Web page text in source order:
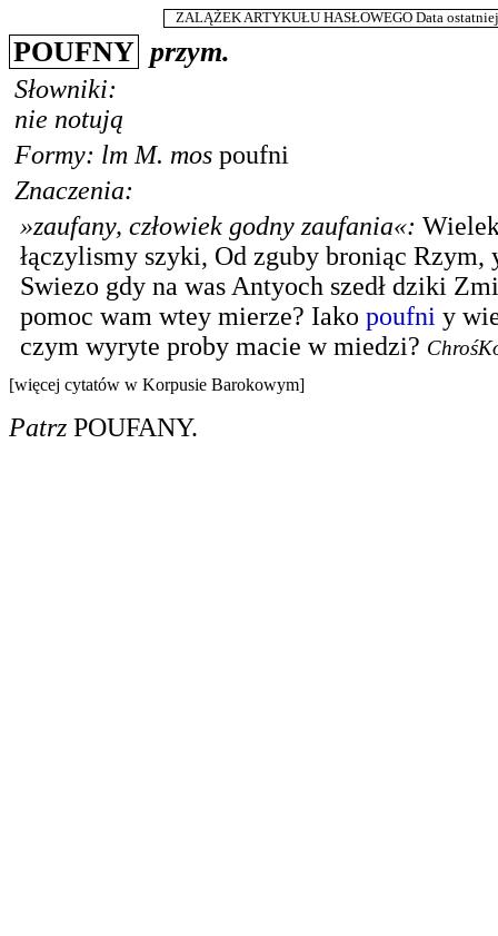
ZALĄŻEK ARTYKUŁU HASŁOWEGO Data
POUFNY przym.
Słowniki:
nie notują
Formy: lm M. mos poufni
Znaczenia:
»zaufany, człowiek godny zaufania«:
łączylismy szyki, Od zguby broniąc Rzym,
Swiezo gdy na was Antyoch szedł dziki
pomoc wam wtey mierze? Iako poufni y
czym wyryte proby macie w miedzi?
[więcej cytatów w Korpusie Barokowym]
Patrz POUFANY.